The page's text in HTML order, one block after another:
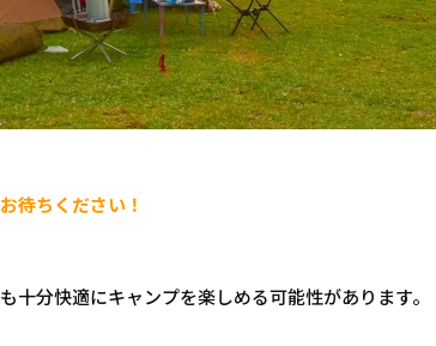
待ちください！
分快適にキャンプを楽しめる可能性があります。